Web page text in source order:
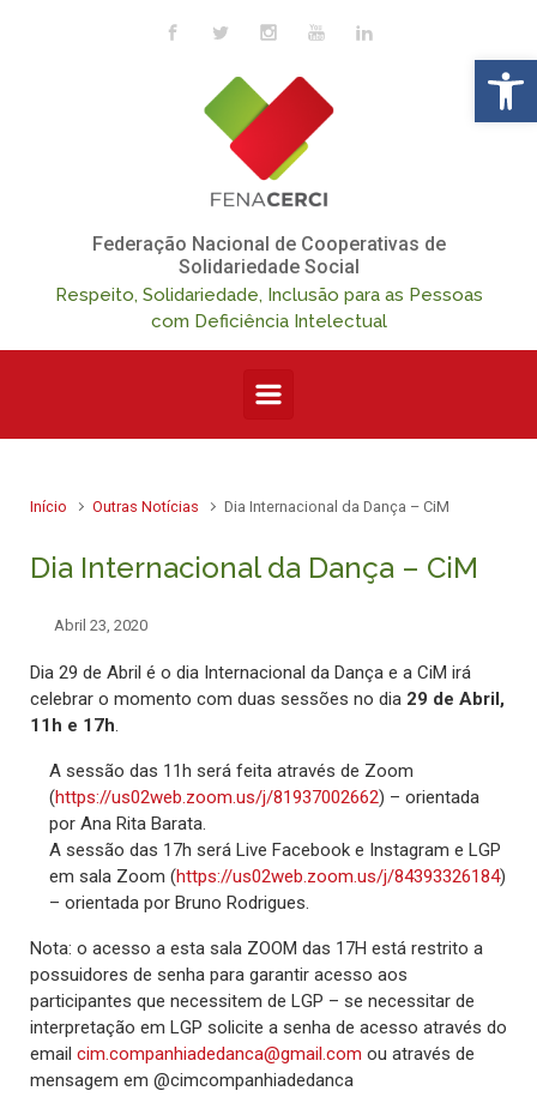
Skip to main content
Federação Nacional de Cooperativas de
Solidariedade Social
Respeito, Solidariedade, Inclusão para as Pessoas
com Deficiência Intelectual
Início Outras Notícias Dia Internacional da Dança – CiM
Dia Internacional da Dança – CiM
Abril 23, 2020
Dia 29 de Abril é o dia Internacional da Dança e a CiM irá
celebrar o momento com duas sessões no dia 29 de Abril,
11h e 17h.
A sessão das 11h será feita através de Zoom
(https://us02web.zoom.us/j/81937002662) – orientada
por Ana Rita Barata.
A sessão das 17h será Live Facebook e Instagram e LGP
em sala Zoom (https://us02web.zoom.us/j/84393326184)
– orientada por Bruno Rodrigues.
Nota: o acesso a esta sala ZOOM das 17H está restrito a
possuidores de senha para garantir acesso aos
participantes que necessitem de LGP – se necessitar de
interpretação em LGP solicite a senha de acesso através do
email cim.companhiadedanca@gmail.com ou através de
mensagem em @cimcompanhiadedanca